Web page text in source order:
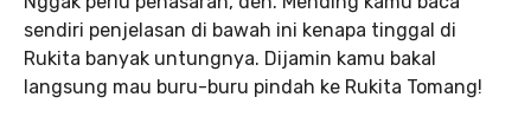
sendiri penjelasan di bawah ini kenapa tinggal di
Rukita banyak untungnya. Dijamin kamu bakal
langsung mau buru-buru pindah ke Rukita Tomang!